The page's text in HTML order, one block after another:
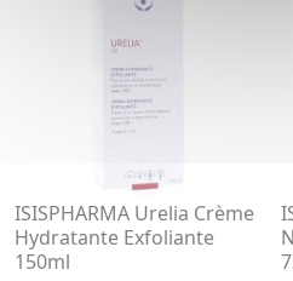
ISISPHARMA Urelia Crème
Hydratante Exfoliante
150ml